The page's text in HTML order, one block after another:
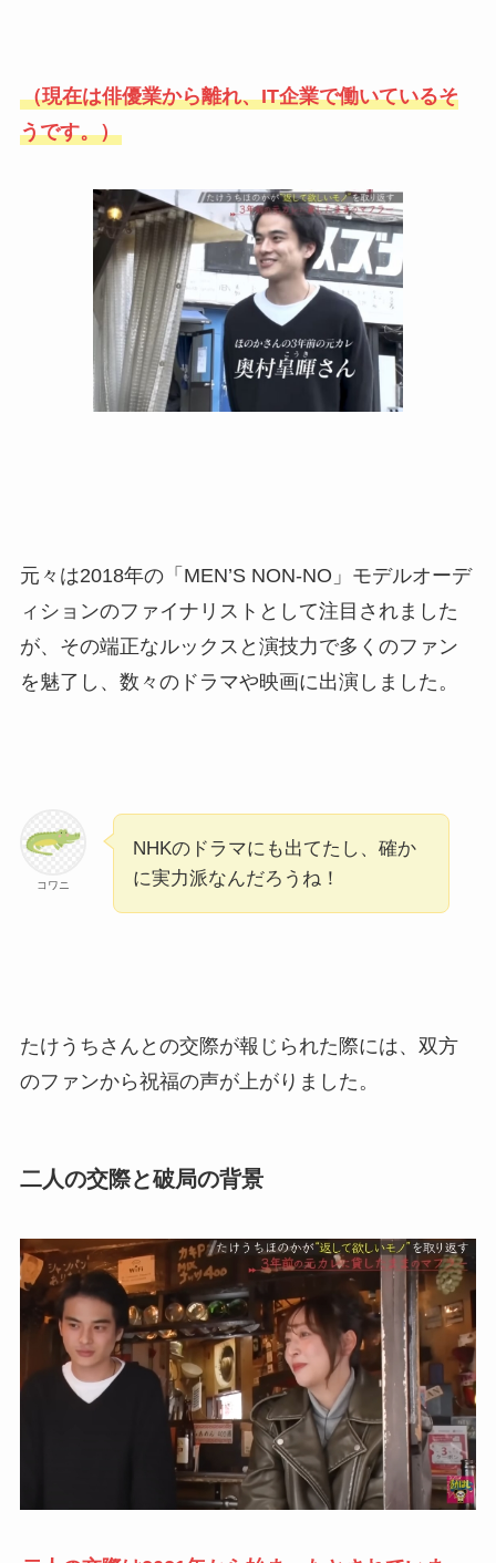
（現在は俳優業から離れ、IT企業で働いているそ
うです。）
元々は2018年の「MEN’S NON-NO」モデルオーデ
ィションのファイナリストとして注目されました
が、その端正なルックスと演技力で多くのファン
を魅了し、数々のドラマや映画に出演しました。
コワニ
NHKのドラマにも出てたし、確か
に実力派なんだろうね！
たけうちさんとの交際が報じられた際には、双方
のファンから祝福の声が上がりました。
二人の交際と破局の背景